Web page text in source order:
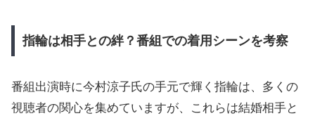
指輪は相手との絆？番組での着用シーンを考察
番組出演時に今村涼子氏の手元で輝く指輪は、多くの
視聴者の関心を集めていますが、これらは結婚相手と